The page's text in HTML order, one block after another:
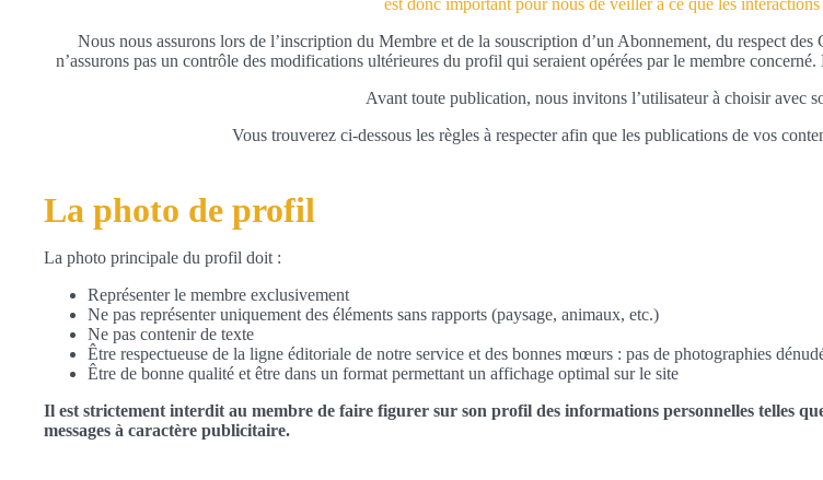
Nous nous assurons lors de l’inscription du Membre et de la souscription d’un Abonnement, du respect
n’assurons pas un contrôle des modifications ultérieures du profil qui seraient opérées par le membre
Avant toute publication, nous invitons l’utilisateur à choisir avec
Vous trouverez ci-dessous les règles à respecter afin que les publications de vos
La photo de profil
La photo principale du profil doit :
Représenter le membre exclusivement
Ne pas représenter uniquement des éléments sans rapports (paysage, animaux, etc.)
Ne pas contenir de texte
Être respectueuse de la ligne éditoriale de notre service et des bonnes mœurs : pas de photographies
Être de bonne qualité et être dans un format permettant un affichage optimal sur le site
Il est strictement interdit au membre de faire figurer sur son profil des informations personnelles telles
messages à caractère publicitaire.